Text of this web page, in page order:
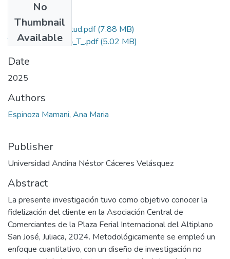
No
Thumbnail
Available
Grado de Similitud.pdf(7.88 MB)
T036_73429775_T_.pdf(5.02 MB)
Date
2025
Authors
Espinoza Mamani, Ana Maria
Publisher
Universidad Andina Néstor Cáceres Velásquez
Abstract
La presente investigación tuvo como objetivo conocer la
fidelización del cliente en la Asociación Central de
Comerciantes de la Plaza Ferial Internacional del Altiplano
San José, Juliaca, 2024. Metodológicamente se empleó un
enfoque cuantitativo, con un diseño de investigación no